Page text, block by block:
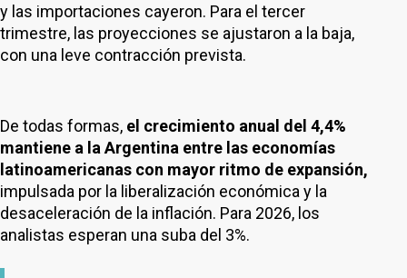
y las importaciones cayeron. Para el tercer
trimestre, las proyecciones se ajustaron a la baja,
con una leve contracción prevista.
De todas formas, el crecimiento anual del 4,4%
mantiene a la Argentina entre las economías
latinoamericanas con mayor ritmo de expansión,
impulsada por la liberalización económica y la
desaceleración de la inflación. Para 2026, los
analistas esperan una suba del 3%.